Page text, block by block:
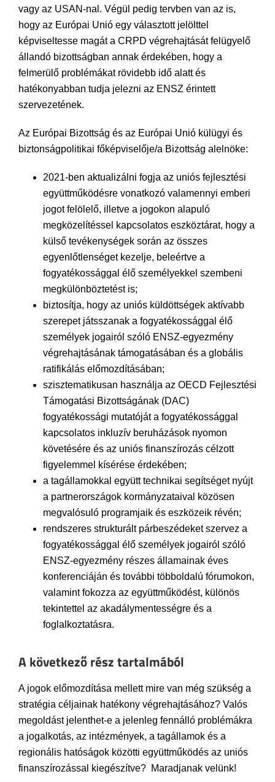
vagy az USAN-nal. Végül pedig tervben van az is,
hogy az Európai Unió egy választott jelölttel
képviseltesse magát a CRPD végrehajtását felügyelő
állandó bizottságban annak érdekében, hogy a
felmerülő problémákat rövidebb idő alatt és
hatékonyabban tudja jelezni az ENSZ érintett
szervezetének.
Az Európai Bizottság és az Európai Unió külügyi és
biztonságpolitikai főképviselője/a Bizottság alelnöke:
2021-ben aktualizálni fogja az uniós fejlesztési
együttműködésre vonatkozó valamennyi emberi
jogot felölelő, illetve a jogokon alapuló
megközelítéssel kapcsolatos eszköztárat, hogy a
külső tevékenységek során az összes
egyenlőtlenséget kezelje, beleértve a
fogyatékossággal élő személyekkel szembeni
megkülönböztetést is;
biztosítja, hogy az uniós küldöttségek aktívabb
szerepet játsszanak a fogyatékossággal élő
személyek jogairól szóló ENSZ-egyezmény
végrehajtásának támogatásában és a globális
ratifikálás előmozdításában;
szisztematikusan használja az OECD Fejlesztési
Támogatási Bizottságának (DAC)
fogyatékossági mutatóját a fogyatékossággal
kapcsolatos inkluzív beruházások nyomon
követésére és az uniós finanszírozás célzott
figyelemmel kísérése érdekében;
a tagállamokkal együtt technikai segítséget nyújt
a partnerországok kormányzataival közösen
megvalósuló programjaik és eszközeik révén;
rendszeres strukturált párbeszédeket szervez a
fogyatékossággal élő személyek jogairól szóló
ENSZ-egyezmény részes államainak éves
konferenciáján és további többoldalú fórumokon,
valamint fokozza az együttműködést, különös
tekintettel az akadálymentességre és a
foglalkoztatásra.
A következő rész tartalmából
A jogok előmozdítása mellett mire van még szükség a
stratégia céljainak hatékony végrehajtásához? Valós
megoldást jelenthet-e a jelenleg fennálló problémákra
a jogalkotás, az intézmények, a tagállamok és a
regionális hatóságok közötti együttműködés az uniós
finanszírozással kiegészítve? Maradjanak velünk!